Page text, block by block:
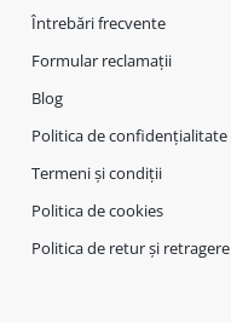
Întrebări frecvente
Formular reclamații
Blog
Politica de confidențialitate
Termeni și condiții
Politica de cookies
Politica de retur și retragere